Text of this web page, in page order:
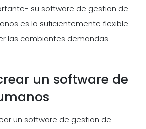
su software de gestion de
es lo suficientemente flexible
las cambiantes demandas
un software de
un software de gestion de